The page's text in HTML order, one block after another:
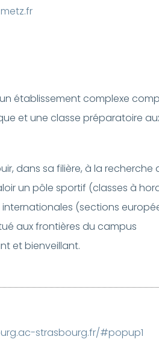
établissement complexe
et une classe préparatoire
dans sa filière, à la recherche
un pôle sportif (classes à
(sections
aux frontières du campus
et bienveillant.
strasbourg.fr/#popup1